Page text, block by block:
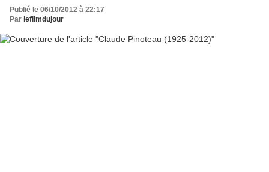
Publié le 06/10/2012 à 22:17
Par lefilmdujour